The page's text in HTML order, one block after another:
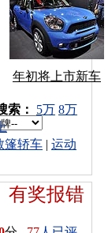
年初将上市新车
：
索： 5万 8万
篷轿车 | 运动
有奖报错